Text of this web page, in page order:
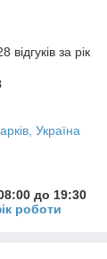
за рік
Україна
до 19:30
роботи